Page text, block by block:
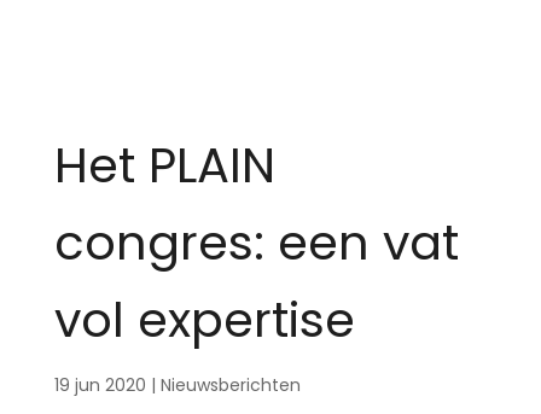
Het PLAIN
congres: een vat
vol expertise
19 jun 2020 | Nieuwsberichten